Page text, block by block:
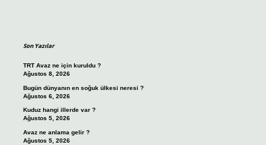
Son Yazılar
TRT Avaz ne için kuruldu ?
Ağustos 8, 2026
Bugün dünyanın en soğuk ülkesi neresi ?
Ağustos 6, 2026
Kuduz hangi illerde var ?
Ağustos 5, 2026
Avaz ne anlama gelir ?
Ağustos 5, 2026